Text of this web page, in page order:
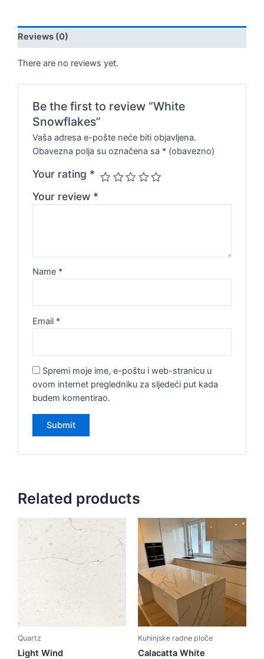
Reviews (0)
There are no reviews yet.
Be the first to review “White
Snowflakes”
Vaša adresa e-pošte neće biti objavljena.
Obavezna polja su označena sa * (obavezno)
Your rating *
Your review *
Name *
Email *
Spremi moje ime, e-poštu i web-stranicu u
ovom internet pregledniku za sljedeći put kada
budem komentirao.
Related products
Quartz
Light Wind
Kuhinjske radne ploče
Calacatta White